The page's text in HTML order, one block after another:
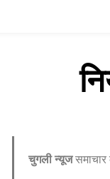
चुगली न्यूजसमाचार